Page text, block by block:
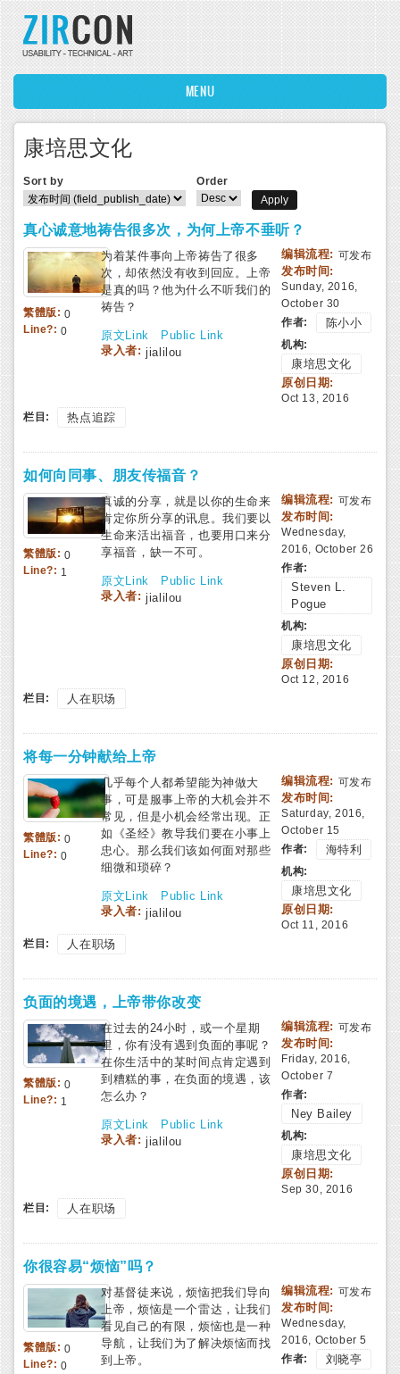
Skip to main content
MENU
康培思文化
Sort by Order
真心诚意地祷告很多次，为何上帝不垂听？
繁體版: 0
Line?:0
为着某件事向上帝祷告了很多
次，却依然没有收到回应。上帝
是真的吗？他为什么不听我们的
祷告？
原文Link
Public Link
录入者:jialilou
编辑流程: 可发布
发布时间:
Sunday, 2016,
October 30
作者:
陈小小
机构:
康培思文化
原创日期:
Oct 13, 2016
栏目:
热点追踪
如何向同事、朋友传福音？
繁體版: 0
Line?: 1
真诚的分享，就是以你的生命来
肯定你所分享的讯息。我们要以
生命来活出福音，也要用口来分
享福音，缺一不可。
原文Link
Public Link
录入者:jialilou
编辑流程: 可发布
发布时间:
Wednesday,
2016, October 26
作者:
Steven L.
Pogue
机构:
康培思文化
原创日期:
Oct 12, 2016
栏目:
人在职场
将每一分钟献给上帝
繁體版: 0
Line?:0
几乎每个人都希望能为神做大
事，可是服事上帝的大机会并不
常见，但是小机会经常出现。正
如《圣经》教导我们要在小事上
忠心。那么我们该如何面对那些
细微和琐碎？
原文Link
Public Link
录入者:jialilou
编辑流程: 可发布
发布时间:
Saturday, 2016,
October 15
作者:
海特利
机构:
康培思文化
原创日期:
Oct 11, 2016
栏目:
人在职场
负面的境遇，上帝带你改变
繁體版: 0
Line?: 1
在过去的24小时，或一个星期
里，你有没有遇到负面的事呢？
在你生活中的某时间点肯定遇到
到糟糕的事，在负面的境遇，该
怎么办？
原文Link
Public Link
录入者:jialilou
编辑流程: 可发布
发布时间:
Friday, 2016,
October 7
作者:
Ney Bailey
机构:
康培思文化
原创日期:
Sep 30, 2016
栏目:
人在职场
你很容易“烦恼”吗？
繁體版: 0
Line?:0
对基督徒来说，烦恼把我们导向
上帝，烦恼是一个雷达，让我们
看见自己的有限，烦恼也是一种
导航，让我们为了解决烦恼而找
到上帝。
编辑流程: 可发布
发布时间:
Wednesday,
2016, October 5
作者:
刘晓亭